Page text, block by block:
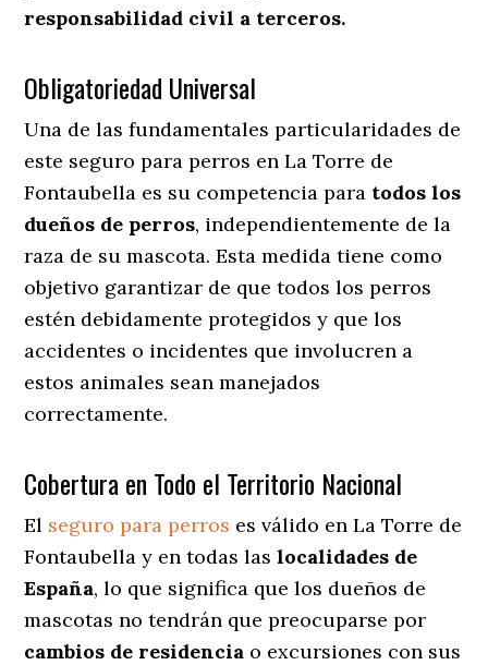
responsabilidad civil a terceros.
Obligatoriedad Universal
Una de las fundamentales particularidades de
este seguro para perros en La Torre de
Fontaubella es su competencia para todos los
dueños de perros, independientemente de la
raza de su mascota. Esta medida tiene como
objetivo garantizar de que todos los perros
estén debidamente protegidos y que los
accidentes o incidentes que involucren a
estos animales sean manejados
correctamente.
Cobertura en Todo el Territorio Nacional
El seguro para perros es válido en La Torre de
Fontaubella y en todas laslocalidades de
España, lo que significa que los dueños de
mascotas no tendrán que preocuparse por
cambios de residencia o excursiones con sus